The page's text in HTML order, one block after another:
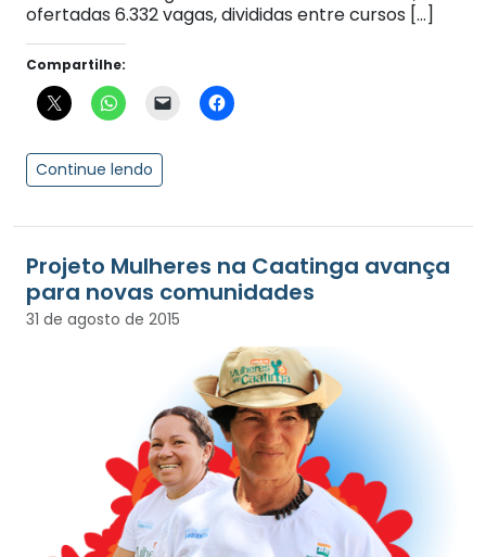
ofertadas 6.332 vagas, divididas entre cursos […]
Compartilhe:
Continue lendo
Projeto Mulheres na Caatinga avança
para novas comunidades
31 de agosto de 2015